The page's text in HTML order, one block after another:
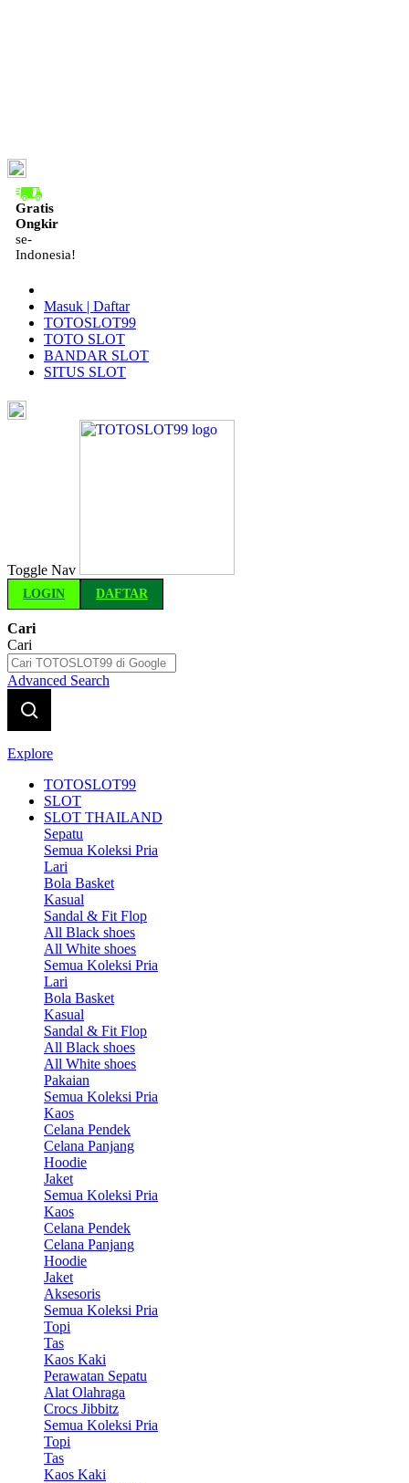
Gratis
Ongkir
se-
Indonesia!
Masuk | Daftar
TOTOSLOT99
TOTO SLOT
BANDAR SLOT
SITUS SLOT
Toggle Nav
LOGIN DAFTAR
Cari
Cari
Advanced Search
Explore
TOTOSLOT99
SLOT
SLOT THAILAND
Sepatu
Semua Koleksi Pria
Lari
Bola Basket
Kasual
Sandal & Fit Flop
All Black shoes
All White shoes
Semua Koleksi Pria
Lari
Bola Basket
Kasual
Sandal & Fit Flop
All Black shoes
All White shoes
Pakaian
Semua Koleksi Pria
Kaos
Celana Pendek
Celana Panjang
Hoodie
Jaket
Semua Koleksi Pria
Kaos
Celana Pendek
Celana Panjang
Hoodie
Jaket
Aksesoris
Semua Koleksi Pria
Topi
Tas
Kaos Kaki
Perawatan Sepatu
Alat Olahraga
Crocs Jibbitz
Semua Koleksi Pria
Topi
Tas
Kaos Kaki